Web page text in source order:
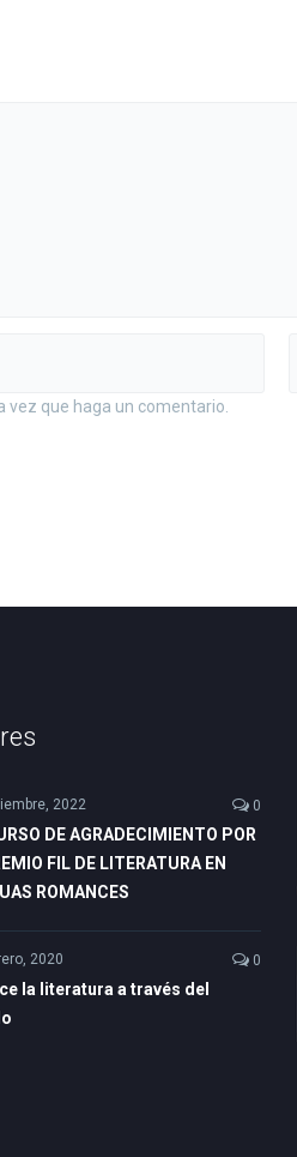
que haga un comentario.
2022 0
DE AGRADECIMIENTO POR
FIL DE LITERATURA EN
ROMANCES
2020 0
la literatura a través del